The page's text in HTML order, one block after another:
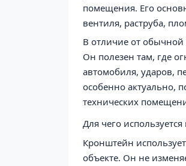
помещения. Его
вентиля, раструба,
В отличие от
Он полезен там, где
автомобиля, ударов,
особенно актуально,
технических
Для чего
Кронштейн
объекте. Он не